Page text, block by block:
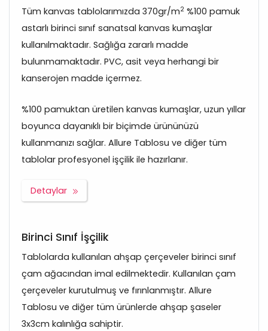
Tüm kanvas tablolarımızda 370gr/m2 %100 pamuk
astarlı birinci sınıf sanatsal kanvas kumaşlar
kullanılmaktadır. Sağlığa zararlı madde
bulunmamaktadır. PVC, asit veya herhangi bir
kanserojen madde içermez.
%100 pamuktan üretilen kanvas kumaşlar, uzun yıllar
boyunca dayanıklı bir biçimde ürününüzü
kullanmanızı sağlar. Allure Tablosu ve diğer tüm
tablolar profesyonel işçilik ile hazırlanır.
Detaylar
Birinci Sınıf İşçilik
Tablolarda kullanılan ahşap çerçeveler birinci sınıf
çam ağacından imal edilmektedir. Kullanılan çam
çerçeveler kurutulmuş ve fırınlanmıştır. Allure
Tablosu ve diğer tüm ürünlerde ahşap şaseler
3x3cm kalınlığa sahiptir.